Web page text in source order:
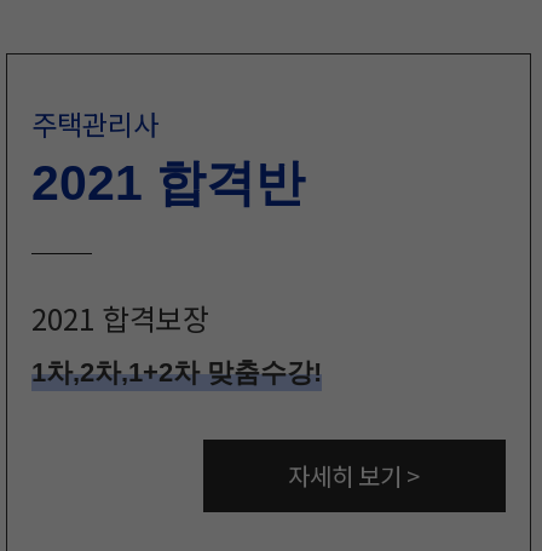
주택관리사
2021 합격반
2021 합격보장
1차,2차,1+2차 맞춤수강!
자세히 보기 >